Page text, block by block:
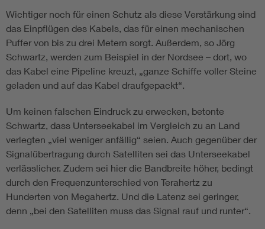
Wichtiger noch für einen Schutz als diese Verstärkung sind
das Einpflügen des Kabels, das für einen mechanischen
Puffer von bis zu drei Metern sorgt. Außerdem, so Jörg
Schwartz, werden zum Beispiel in der Nordsee – dort, wo
das Kabel eine Pipeline kreuzt, „ganze Schiffe voller Steine
geladen und auf das Kabel draufgepackt“.
Um keinen falschen Eindruck zu erwecken, betonte
Schwartz, dass Unterseekabel im Vergleich zu an Land
verlegten „viel weniger anfällig“ seien. Auch gegenüber der
Signalübertragung durch Satelliten sei das Unterseekabel
verlässlicher. Zudem sei hier die Bandbreite höher, bedingt
durch den Frequenzunterschied von Terahertz zu
Hunderten von Megahertz. Und die Latenz sei geringer,
denn „bei den Satelliten muss das Signal rauf und runter“.